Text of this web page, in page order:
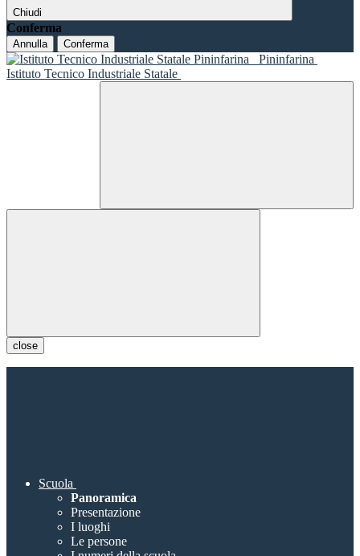
Chiudi
Conferma
Annulla Conferma
Pininfarina
Istituto Tecnico Industriale Statale
close
Scuola
Panoramica
Presentazione
I luoghi
Le persone